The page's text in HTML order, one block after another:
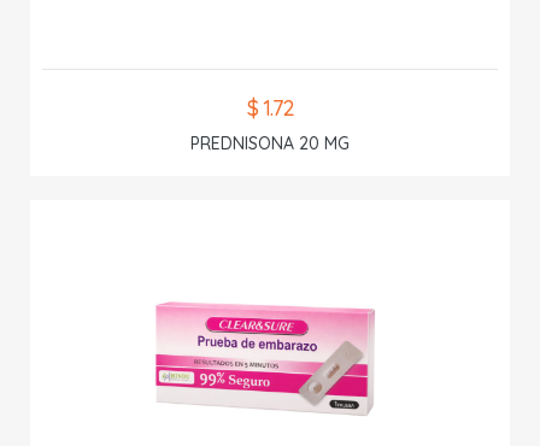
$ 1.72
PREDNISONA 20 MG